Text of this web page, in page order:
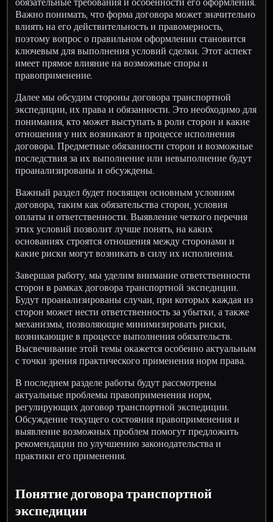
Важно понимать, что форма договора может значительно
влиять на его действительность и правомерность,
поэтому вопрос о правильном оформлении становится
ключевым для выполнения условий сделки. Этот аспект
имеет прямое влияние на возможные споры и
правоприменение.
Далее мы обсудим стороны договора транспортной
экспедиции, их права и обязанности. Это необходимо для
понимания, кто может выступать в роли сторон и какие
отношения у них возникают в процессе исполнения
договора. Предметные обязанности сторон и возможные
последствия за их выполнение или невыполнение будут
проанализированы и обсуждены.
Важный раздел будет посвящен основным условиям
договора, таким как обязательства сторон, условия
оплаты и ответственности. Выявление четкого перечня
этих условий позволит лучше понять, на каких
основаниях строятся отношения между сторонами и
какие риски могут возникать в силу их исполнения.
Завершая работу, мы уделим внимание ответственности
сторон в рамках договора транспортной экспедиции.
Будут проанализированы случаи, при которых каждая из
сторон может нести ответственность за убытки, а также
механизмы, позволяющие минимизировать риски,
возникающие в процессе выполнения обязательств.
Высвечивание этой темы окажется особенно актуальным
с точки зрения практического применения норм права.
В последнем разделе работы будут рассмотрены
актуальные проблемы правоприменения норм,
регулирующих договор транспортной экспедиции.
Обсуждение текущего состояния правоприменения и
выявление возможных проблем помогут предложить
рекомендации по улучшению законодательства и
практики его применения.
Понятие договора транспортной
экспедиции